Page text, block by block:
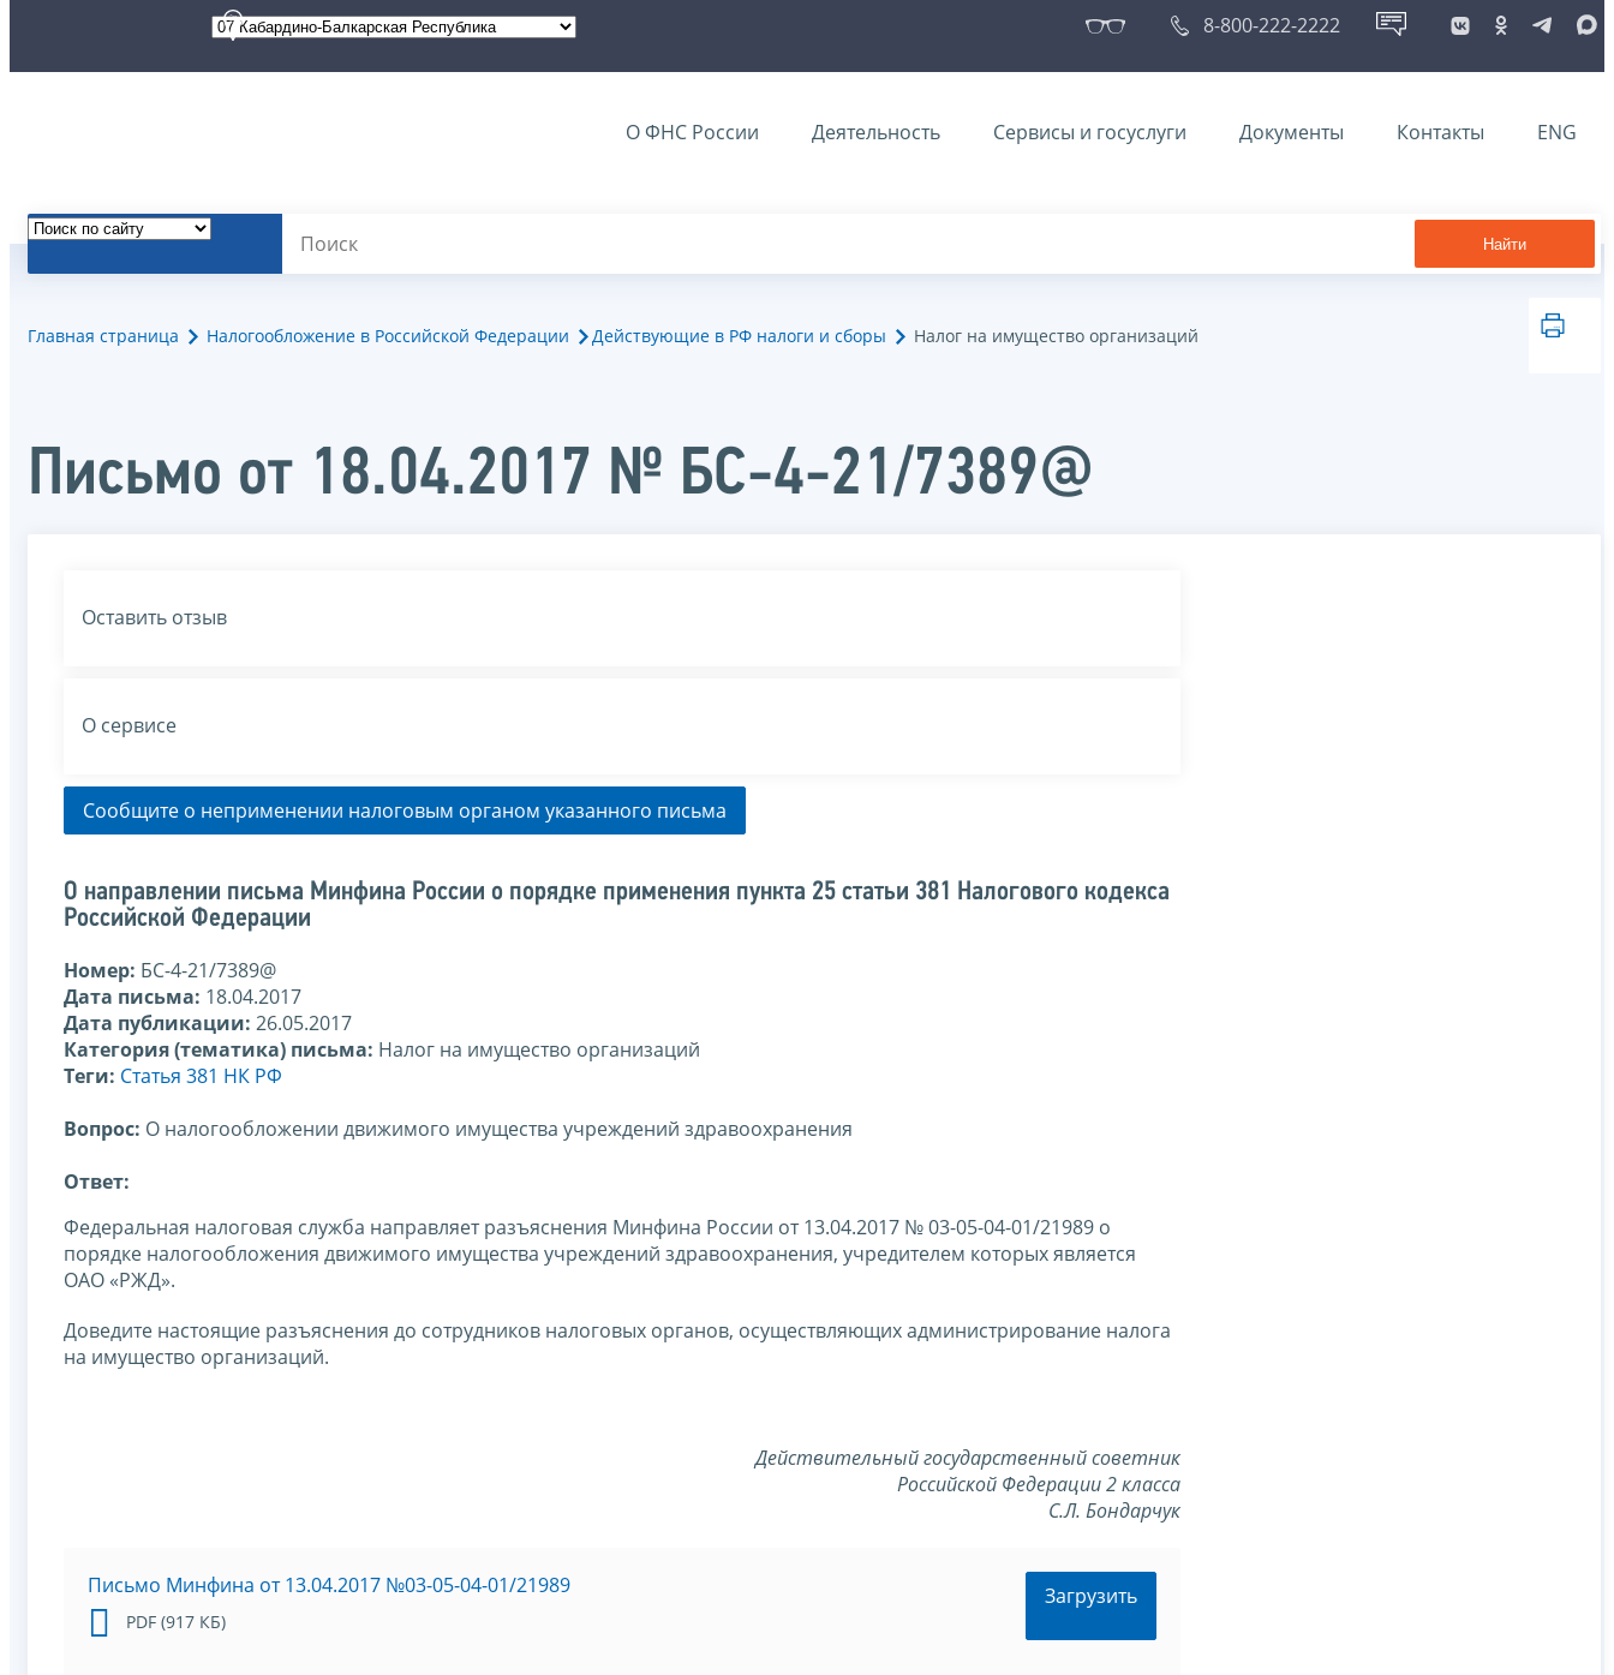
8-800-222-2222
О ФНС России Деятельность Сервисы и госуслуги Документы Контакты ENG
Найти
Главная страница Налогообложение в Российской Федерации Действующие в РФ налоги и сборы Налог на имущество организаций
Письмо от 18.04.2017 № БС-4-21/7389@
Оставить отзыв
О сервисе
Сообщите о неприменении налоговым органом указанного письма
О направлении письма Минфина России о порядке применения пункта 25 статьи 381 Налогового кодекса
Российской Федерации
Номер: БС-4-21/7389@
Дата письма: 18.04.2017
Дата публикации: 26.05.2017
Категория (тематика) письма: Налог на имущество организаций
Теги: Статья 381 НК РФ
Вопрос: О налогообложении движимого имущества учреждений здравоохранения
Ответ:
Федеральная налоговая служба направляет разъяснения Минфина России от 13.04.2017 № 03-05-04-01/21989 о
порядке налогообложения движимого имущества учреждений здравоохранения, учредителем которых является
ОАО «РЖД».
Доведите настоящие разъяснения до сотрудников налоговых органов, осуществляющих администрирование налога
на имущество организаций.
Действительный государственный советник
Российской Федерации 2 класса
С.Л. Бондарчук
Письмо Минфина от 13.04.2017 №03-05-04-01/21989
PDF (917 КБ)
Загрузить